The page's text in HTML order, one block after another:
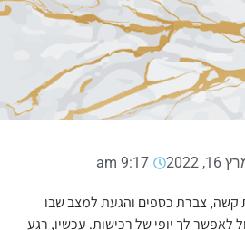
16, 2022
9:17 am
קשה, צברת כספים והגעת למצב שבו
לאפשר לך יופי של רכישות. עכשיו, רגע